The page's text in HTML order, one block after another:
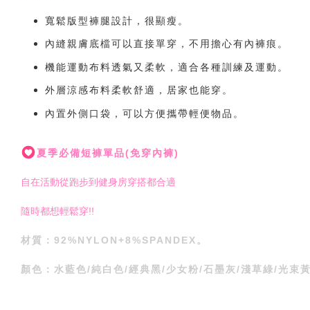
寬鬆版型褲腿設計，很顯瘦 。
內縫親膚底檔可以直接單穿，不用擔心有內褲痕。
機能運動布料透氣又柔軟，適合各種訓練及運動。
外層涼感布料柔軟舒適，居家也能穿。
內置外側口袋，可以方便攜帶輕便物品。
夏季必備短褲單品(免穿內褲)
自在活動從跑步到健身房穿搭都合適
隨時都想輕鬆穿!!
材質：92%NYLON+8%SPANDEX。
顏色：水藍色/純白色/經典黑/少女粉/石墨灰/淺草綠/光束